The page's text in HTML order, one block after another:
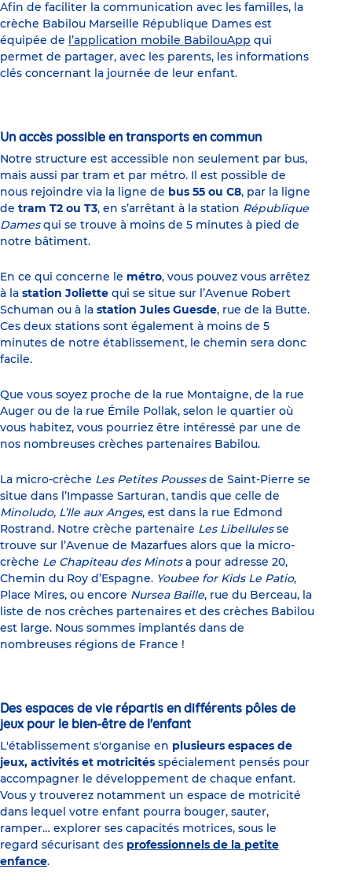
Afin de faciliter la communication avec les familles, la
crèche Babilou Marseille République Dames est
équipée de l’application mobile BabilouApp qui
permet de partager, avec les parents, les informations
clés concernant la journée de leur enfant.
Un accès possible en transports en commun
Notre structure est accessible non seulement par bus,
mais aussi par tram et par métro. Il est possible de
nous rejoindre via la ligne de bus 55 ou C8, par la ligne
de tram T2 ou T3, en s’arrêtant à la station République
Damesqui se trouve à moins de 5 minutes à pied de
notre bâtiment.
En ce qui concerne le métro, vous pouvez vous arrêtez
à la station Joliette qui se situe sur l’Avenue Robert
Schuman ou à la station Jules Guesde, rue de la Butte.
Ces deux stations sont également à moins de 5
minutes de notre établissement, le chemin sera donc
facile.
Que vous soyez proche de la rue Montaigne, de la rue
Auger ou de la rue Émile Pollak, selon le quartier où
vous habitez, vous pourriez être intéressé par une de
nos nombreuses crèches partenaires Babilou.
La micro-crèche Les Petites Poussesde Saint-Pierre se
situe dans l’Impasse Sarturan, tandis que celle de
Minoludo, L’Ile aux Anges, est dans la rue Edmond
Rostrand. Notre crèche partenaire Les Libellulesse
trouve sur l’Avenue de Mazarfues alors que la micro-
crèche Le Chapiteau des Minotsa pour adresse 20,
Chemin du Roy d’Espagne. Youbee for Kids Le Patio,
Place Mires, ou encore Nursea Baille, rue du Berceau, la
liste de nos crèches partenaires et des crèches Babilou
est large. Nous sommes implantés dans de
nombreuses régions de France !
Des espaces de vie répartis en différents pôles de
jeux pour le bien-être de l'enfant
L'établissement s'organise en plusieurs espaces de
jeux, activités et motricités spécialement pensés pour
accompagner le développement de chaque enfant.
Vous y trouverez notamment un espace de motricité
dans lequel votre enfant pourra bouger, sauter,
ramper… explorer ses capacités motrices, sous le
regard sécurisant des professionnels de la petite
enfance.